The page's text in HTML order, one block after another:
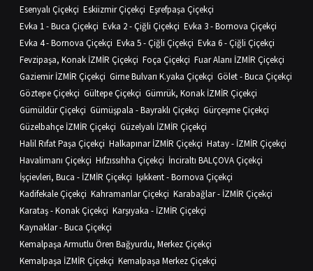
Esenyalı Çiçekçi Eskiizmir Çiçekçi Eşrefpaşa Çiçekçi
Evka 1 - Buca Çiçekçi Evka 2 - Çiğli Çiçekçi Evka 3 - Bornova Çiçekçi
Evka 4 - Bornova Çiçekçi Evka 5 - Çiğli Çiçekçi Evka 6 - Çiğli Çiçekçi
Fevzipaşa, Konak İZMİR Çiçekçi Foça Çiçekçi Fuar Alanı İZMİR Çiçekçi
Gaziemir İZMİR Çiçekçi Girne Bulvarı K.yaka Çiçekçi Gölet - Buca Çiçekçi
Göztepe Çiçekçi Gültepe Çiçekçi Gümrük, Konak İZMİR Çiçekçi
Gümüldür Çiçekçi Gümüşpala - Bayraklı Çiçekçi Gürçeşme Çiçekçi
Güzelbahçe İZMİR Çiçekçi Güzelyalı İZMİR Çiçekçi
Halil Rıfat Paşa Çiçekçi Halkapınar İZMİR Çiçekçi Hatay - İZMİR Çiçekçi
Havalimanı Çiçekçi Hıfzıssıhha Çiçekçi İnciraltı BALÇOVA Çiçekçi
İşçievleri, Buca - İZMİR Çiçekçi Işıkkent - Bornova Çiçekçi
Kadifekale Çiçekçi Kahramanlar Çiçekçi Karabağlar - İZMİR Çiçekçi
Karataş - Konak Çiçekçi Karşıyaka - İZMİR Çiçekçi
Kaynaklar - Buca Çiçekçi
Kemalpaşa Armutlu Ören Bağyurdu, Merkez Çiçekçi
Kemalpaşa İZMİR Çiçekçi Kemalpaşa Merkez Çiçekçi